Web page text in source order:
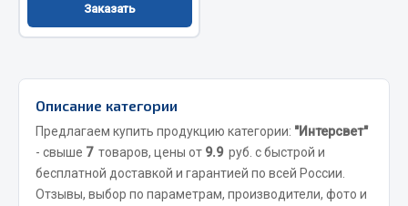
Весь раздел
Автомобильный инструмент
Измерительный инструмент
Крепежный инструмент
Режущий инструмент
Заказать
Описание категории
Предлагаем купить продукцию категории: "Интерсвет"
- свыше 7 товаров, цены от 9.9 руб. с быстрой и
бесплатной доставкой и гарантией по всей России.
Отзывы, выбор по параметрам, производители, фото и